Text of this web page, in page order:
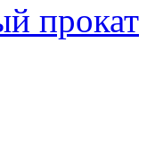
прокат